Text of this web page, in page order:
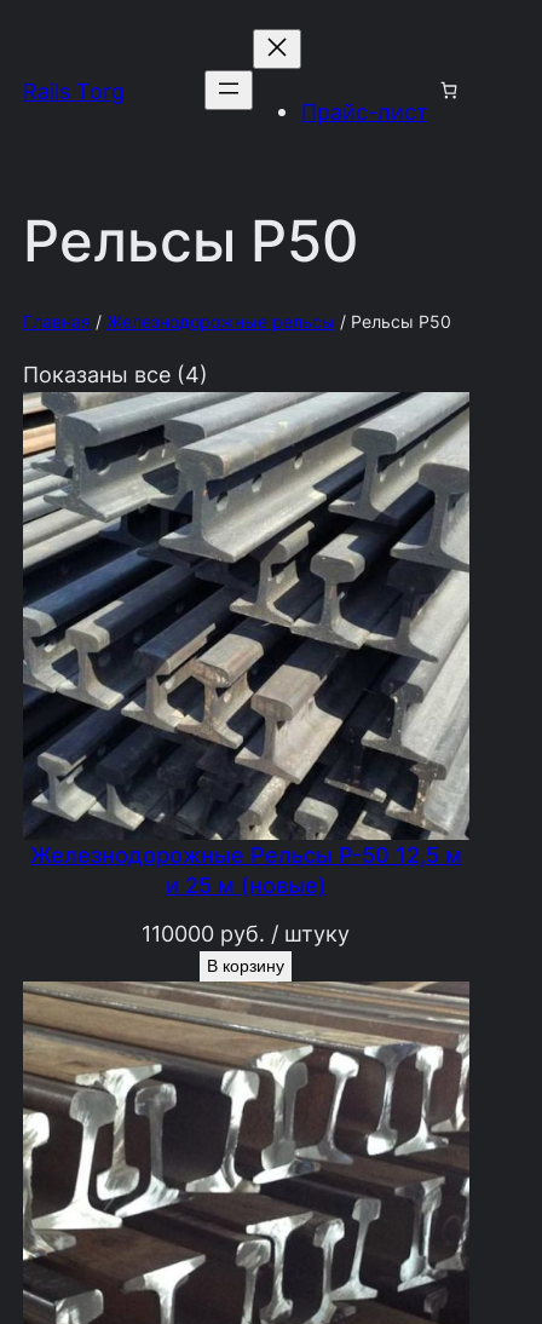
Rails Torg
Прайс-лист
Рельсы Р50
Главная / Железнодорожные рельсы / Рельсы Р50
Показаны все (4)
Железнодорожные Рельсы Р-50 12,5 м
и 25 м (новые)
110000 руб. / штуку
В корзину